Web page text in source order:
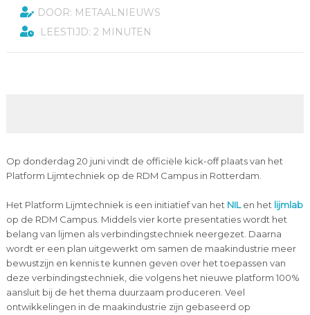
DOOR: METAALNIEUWS
LEESTIJD: 2 MINUTEN
Op donderdag 20 juni vindt de officiële kick-off plaats van het
Platform Lijmtechniek op de RDM Campus in Rotterdam.
Het Platform Lijmtechniek is een initiatief van het NILen het lijmlab
op de RDM Campus. Middels vier korte presentaties wordt het
belang van lijmen als verbindingstechniek neergezet. Daarna
wordt er een plan uitgewerkt om samen de maakindustrie meer
bewustzijn en kennis te kunnen geven over het toepassen van
deze verbindingstechniek, die volgens het nieuwe platform 100%
aansluit bij de het thema duurzaam produceren. Veel
ontwikkelingen in de maakindustrie zijn gebaseerd op